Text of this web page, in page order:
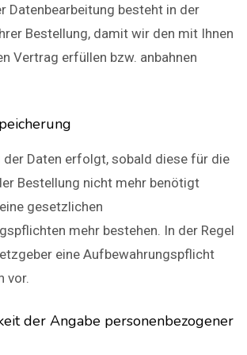
Datenbearbeitung besteht in der
Bestellung, damit wir den mit Ihnen
Vertrag erfüllen bzw. anbahnen
der Daten erfolgt, sobald diese für die
Bestellung nicht mehr benötigt
gesetzlichen
mehr bestehen. In der Regel
eine Aufbewahrungspflicht
vor.
der Angabe personenbezogener